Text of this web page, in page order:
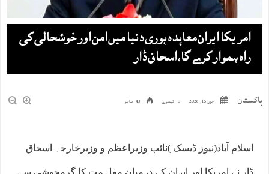
امریکا ایران معاہدہ پوری دنیا میں امن اور خوشحالی کی
راہ ہموار کرے گا، اسحاق ڈار
پاکستان جون 15, 2026 0 تبصرے 43 مناظر
اسلام آباد(نیوز ڈیسک )نائب وزیراعظم و وزیرخارجہ اسحاق